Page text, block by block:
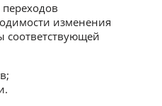
изменения
соответствующей